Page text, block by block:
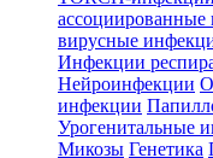
вирусные
Инфекции
Нейроинфекции
инфекции
Урогенитальные
Микозы Генетика